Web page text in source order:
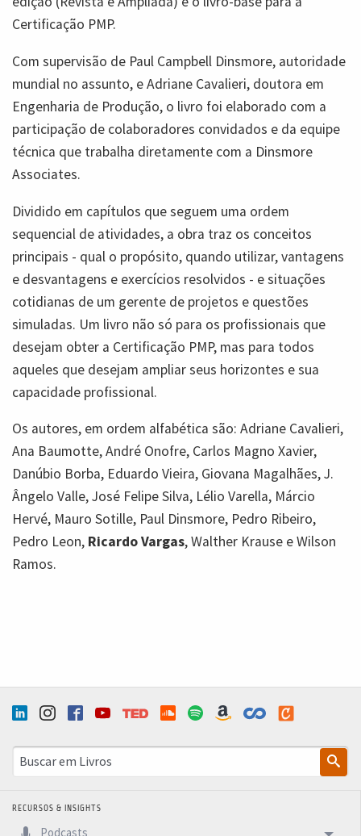
Certificação PMP.
Com supervisão de Paul Campbell Dinsmore, autoridade
mundial no assunto, e Adriane Cavalieri, doutora em
Engenharia de Produção, o livro foi elaborado com a
participação de colaboradores convidados e da equipe
técnica que trabalha diretamente com a Dinsmore
Associates.
Dividido em capítulos que seguem uma ordem
sequencial de atividades, a obra traz os conceitos
principais - qual o propósito, quando utilizar, vantagens
e desvantagens e exercícios resolvidos - e situações
cotidianas de um gerente de projetos e questões
simuladas. Um livro não só para os profissionais que
desejam obter a Certificação PMP, mas para todos
aqueles que desejam ampliar seus horizontes e sua
capacidade profissional.
Os autores, em ordem alfabética são: Adriane Cavalieri,
Ana Baumotte, André Onofre, Carlos Magno Xavier,
Danúbio Borba, Eduardo Vieira, Giovana Magalhães, J.
Ângelo Valle, José Felipe Silva, Lélio Varella, Márcio
Hervé, Mauro Sotille, Paul Dinsmore, Pedro Ribeiro,
Pedro Leon, Ricardo Vargas, Walther Krause e Wilson
Ramos.
RECURSOS & INSIGHTS
Podcasts